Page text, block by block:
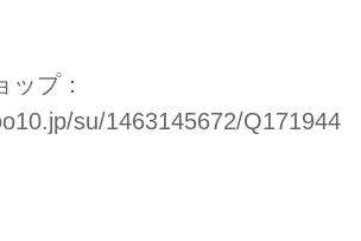
プ：
su/1463145672/Q171944